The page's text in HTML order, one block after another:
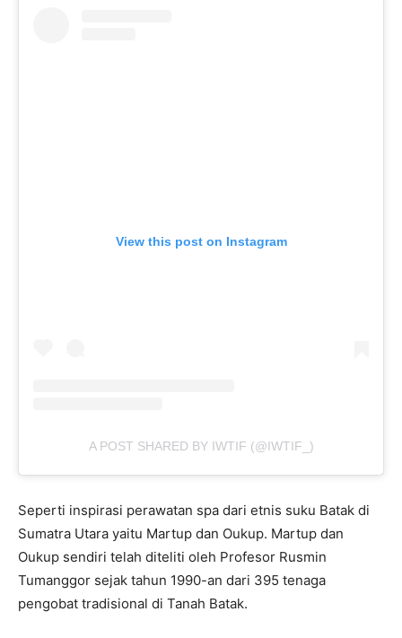
View this post on Instagram
A POST SHARED BY IWTIF (@IWTIF_)
Seperti inspirasi perawatan spa dari etnis suku Batak di
Sumatra Utara yaitu Martup dan Oukup. Martup dan
Oukup sendiri telah diteliti oleh Profesor Rusmin
Tumanggor sejak tahun 1990-an dari 395 tenaga
pengobat tradisional di Tanah Batak.